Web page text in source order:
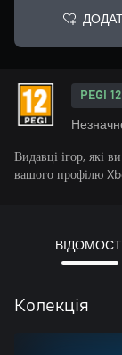
PEGI 12
Видавці ігор, які
вашого профілю
Колекція